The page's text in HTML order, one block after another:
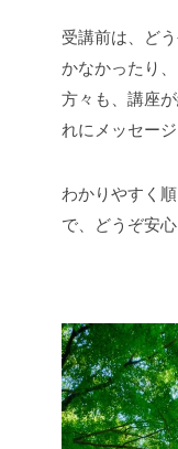
受講前は、ど
かなかったり
方々も、講座
れにメッセー
わかりやすく
で、どうぞ安